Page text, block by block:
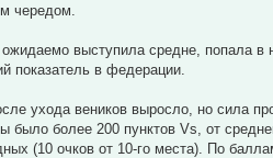
чередом.
выступила средне, попала
показатель в федерации.
ухода веников выросло, но сила
было более 200 пунктов Vs, от
(10 очков от 10-го места). По